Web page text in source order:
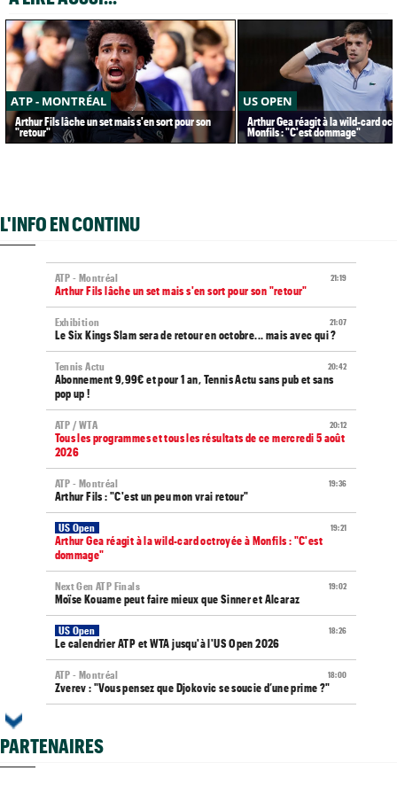
ATP - MONTRÉAL
Arthur Fils lâche un set mais s'en sort pour son
"retour"
US OPEN
Arthur Gea réagit à la wild-card
Monfils : "C'est dommage"
L'INFO EN CONTINU
21:19
ATP - Montréal
Arthur Fils lâche un set mais s'en sort pour son "retour"
21:07
Exhibition
Le Six Kings Slam sera de retour en octobre... mais avec qui ?
20:42
Tennis Actu
Abonnement 9,99€ et pour 1 an, Tennis Actu sans pub et sans
pop up !
20:12
ATP / WTA
Tous les programmes et tous les résultats de ce mercredi 5 août
2026
19:36
ATP - Montréal
Arthur Fils : "C'est un peu mon vrai retour"
19:21
US Open
Arthur Gea réagit à la wild-card octroyée à Monfils : "C'est
dommage"
19:02
Next Gen ATP Finals
Moïse Kouame peut faire mieux que Sinner et Alcaraz
18:26
US Open
Le calendrier ATP et WTA jusqu'à l'US Open 2026
18:00
ATP - Montréal
Zverev : "Vous pensez que Djokovic se soucie d’une prime ?"
PARTENAIRES